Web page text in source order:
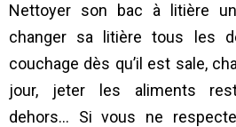
Nettoyer son bac à litière
changer sa litière tous les
couchage dès qu’il est sale,
jour, jeter les aliments
dehors… Si vous ne